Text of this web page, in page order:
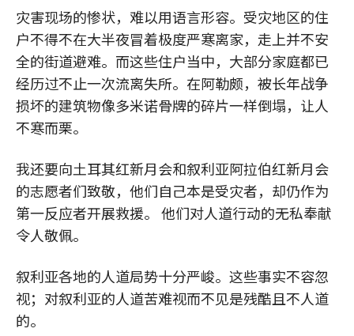
灾害现场的惨状，难以用语言形容。受灾地区的住
户不得不在大半夜冒着极度严寒离家，走上并不安
全的街道避难。而这些住户当中，大部分家庭都已
经历过不止一次流离失所。在阿勒颇，被长年战争
损坏的建筑物像多米诺骨牌的碎片一样倒塌，让人
不寒而栗。
我还要向土耳其红新月会和叙利亚阿拉伯红新月会
的志愿者们致敬，他们自己本是受灾者，却仍作为
第一反应者开展救援。 他们对人道行动的无私奉献
令人敬佩。
叙利亚各地的人道局势十分严峻。这些事实不容忽
视；对叙利亚的人道苦难视而不见是残酷且不人道
的。